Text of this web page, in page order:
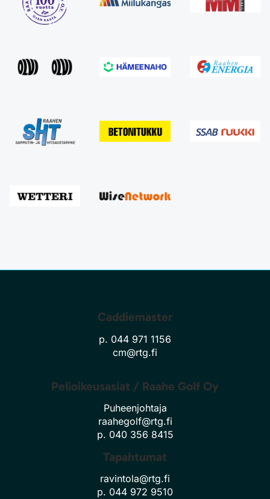
Caddiemaster
p. 044 971 1156
cm@rtg.fi
Pelioikeusasiat / Raahe Golf Oy
Puheenjohtaja
raahegolf@rtg.fi
p. 040 356 8415
Tapahtumat
ravintola@rtg.fi
p. 044 972 9510